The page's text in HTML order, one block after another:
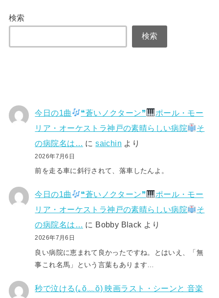
検索
検索
今日の1曲 ❝蒼いノクターン❞
ポール・モー
リア・オーケストラ神戸の素晴らしい病院
そ
の病院名は… にsaichin より
2026年7月6日
前を走る車に斜行されて、落車したんよ。
今日の1曲 ❝蒼いノクターン❞
ポール・モー
リア・オーケストラ神戸の素晴らしい病院
そ
の病院名は… に Bobby Black より
2026年7月6日
良い病院に恵まれて良かったですね。とはいえ、「無
事これ名馬」という言葉もあります…
秒で泣ける(⁠｡⁠ŏ⁠﹏⁠ŏ⁠) 映画ラスト・シーンと 音楽